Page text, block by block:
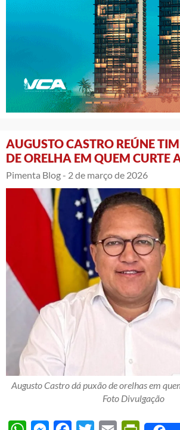
AUGUSTO CASTRO REÚNE
DE ORELHA EM QUEM CURTE
Pimenta Blog - 2 de março de 2026
Augusto Castro dá puxão de orelhas em
Foto Divulgação